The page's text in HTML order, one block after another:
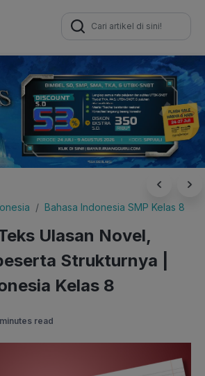
Search
for:
Bahasa Indonesia SMP Kelas 8
Ulasan Novel,
Strukturnya |
Kelas 8
read